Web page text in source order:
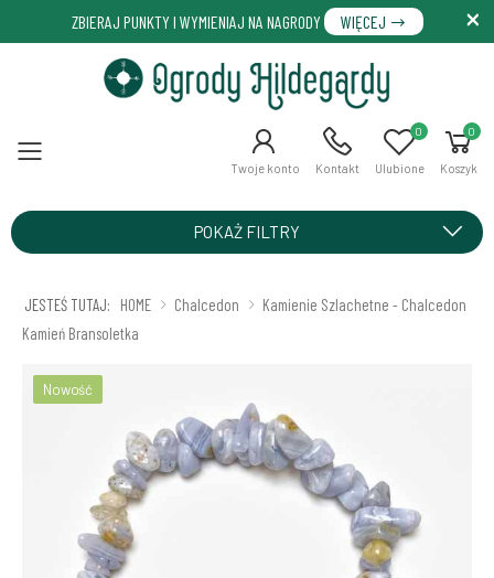
ZBIERAJ PUNKTY I WYMIENIAJ NA NAGRODY WIĘCEJ
Menu Twoje konto Kontakt Ulubione
0 0
Koszyk
POKAŻ FILTRY
JESTEŚ TUTAJ: HOME Chalcedon
Kamienie Szlachetne - Chalcedon
Kamień Bransoletka
Nowość